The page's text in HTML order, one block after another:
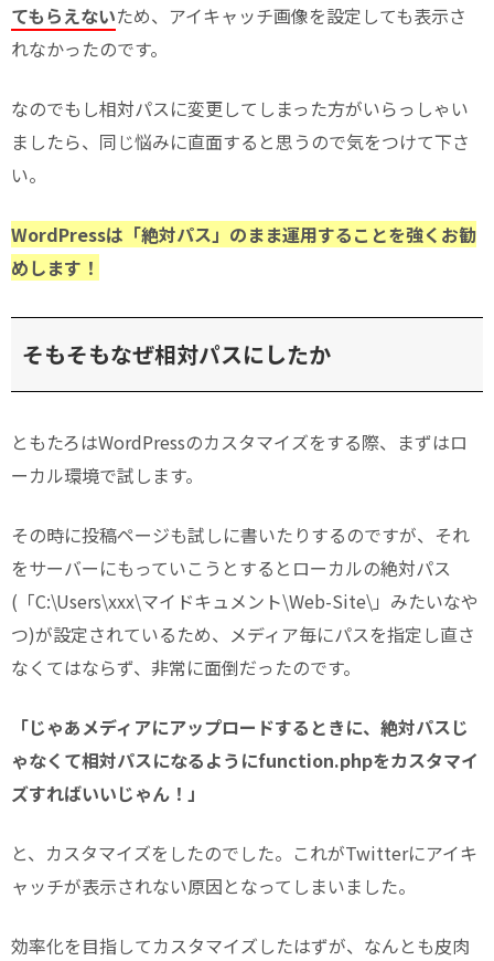
てもらえないため、アイキャッチ画像を設定しても表示さ
れなかったのです。
なのでもし相対パスに変更してしまった方がいらっしゃい
ましたら、同じ悩みに直面すると思うので気をつけて下さ
い。
WordPressは「絶対パス」のまま運用することを強くお勧
めします！
そもそもなぜ相対パスにしたか
ともたろはWordPressのカスタマイズをする際、まずはロ
ーカル環境で試します。
その時に投稿ページも試しに書いたりするのですが、それ
をサーバーにもっていこうとするとローカルの絶対パス
(「C:\Users\xxx\マイドキュメント\Web-Site\」みたいなや
つ)が設定されているため、メディア毎にパスを指定し直さ
なくてはならず、非常に面倒だったのです。
「じゃあメディアにアップロードするときに、絶対パスじ
ゃなくて相対パスになるようにfunction.phpをカスタマイ
ズすればいいじゃん！」
と、カスタマイズをしたのでした。これがTwitterにアイキ
ャッチが表示されない原因となってしまいました。
効率化を目指してカスタマイズしたはずが、なんとも皮肉